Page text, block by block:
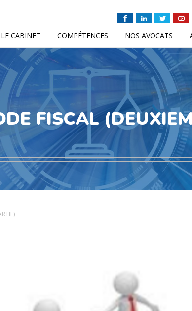
LE CABINET COMPÉTENCES NOS AVOCATS
FISCAL